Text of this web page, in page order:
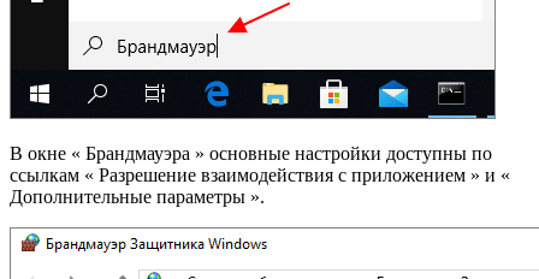
В окне « Брандмауэра » основные настройки доступны по
ссылкам « Разрешение взаимодействия с приложением » и «
Дополнительные параметры ».